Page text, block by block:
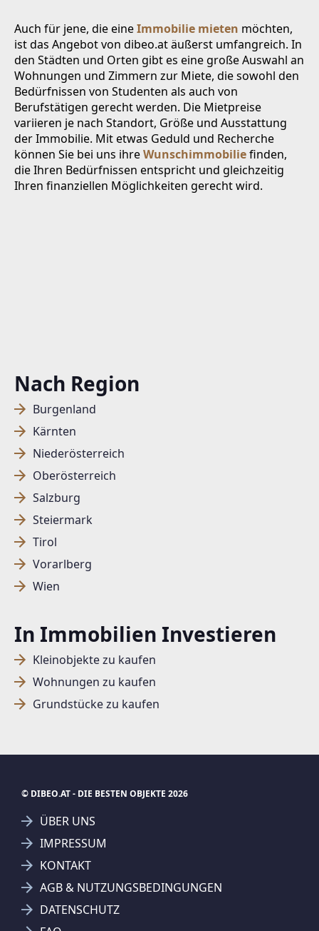
Nach Region
Burgenland
Kärnten
Niederösterreich
Oberösterreich
Salzburg
Steiermark
Tirol
Vorarlberg
Wien
In Immobilien Investieren
Kleinobjekte zu kaufen
Wohnungen zu kaufen
Grundstücke zu kaufen
Jetzt Suchagent anlegen
SUCHAGENT ANLEGEN FÜR DIE
AKTUELLEN SUCHKRITERIEN
Dieser Filter wird viele Treffer erzeugen. Bitte setzen
Treffer verfeinern
in denDatenschutzbestimmungen
zu.
Auch für jene, die eineImmobilie mieten möchten,
ist das Angebot von dibeo.at äußerst umfangreich. In
den Städten und Orten gibt es eine große Auswahl an
Wohnungen und Zimmern zur Miete, die sowohl den
Bedürfnissen von Studenten als auch von
Berufstätigen gerecht werden. Die Mietpreise
variieren je nach Standort, Größe und Ausstattung
der Immobilie. Mit etwas Geduld und Recherche
können Sie bei uns ihreWunschimmobiliefinden,
die Ihren Bedürfnissen entspricht und gleichzeitig
Ihren finanziellen Möglichkeiten gerecht wird.
© DIBEO.AT - DIE BESTEN OBJEKTE 2026
ÜBER UNS
IMPRESSUM
KONTAKT
AGB & NUTZUNGSBEDINGUNGEN
DATENSCHUTZ